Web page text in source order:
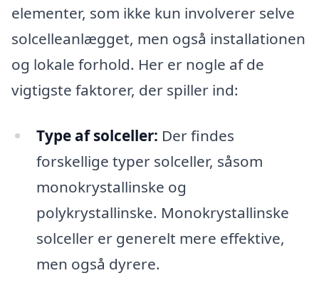
elementer, som ikke kun involverer selve
solcelleanlægget, men også installationen
og lokale forhold. Her er nogle af de
vigtigste faktorer, der spiller ind:
Type af solceller: Der findes
forskellige typer solceller, såsom
monokrystallinske og
polykrystallinske. Monokrystallinske
solceller er generelt mere effektive,
men også dyrere.